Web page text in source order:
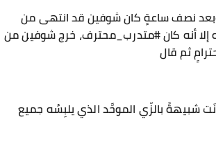
وبعد نصف ساعةٍ كان شوفين قد انتهى من
إلا أنه كان #متدرب_محترف، خرج شوفين من
ثم قال
شبيهةً بالزّي الموحَّد الذي يلبِسُه جميع